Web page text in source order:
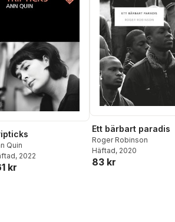
Quin
, 2022
kr
Ett bärbart paradis
Roger Robinson
Häftad, 2020
83 kr